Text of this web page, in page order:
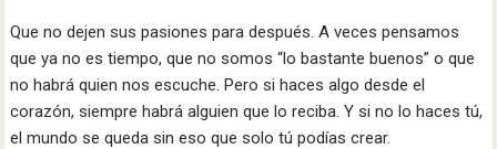
Que no dejen sus pasiones para después. A veces pensamos
que ya no es tiempo, que no somos “lo bastante buenos” o que
no habrá quien nos escuche. Pero si haces algo desde el
corazón, siempre habrá alguien que lo reciba. Y si no lo haces tú,
el mundo se queda sin eso que solo tú podías crear.